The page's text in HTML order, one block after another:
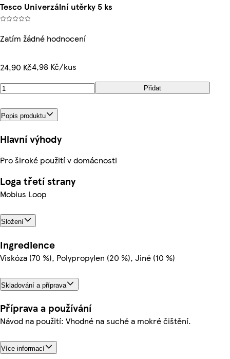
Tesco Univerzální utěrky 5 ks
Zatím žádné hodnocení
24,90 Kč4,98 Kč/kus
Přidat
Popis produktu
Hlavní výhody
Pro široké použití v domácnosti
Loga třetí strany
Mobius Loop
Složení
Ingredience
Viskóza (70 %), Polypropylen (20 %), Jiné (10 %)
Skladování a příprava
Příprava a používání
Návod na použití: Vhodné na suché a mokré čištění.
Více informací